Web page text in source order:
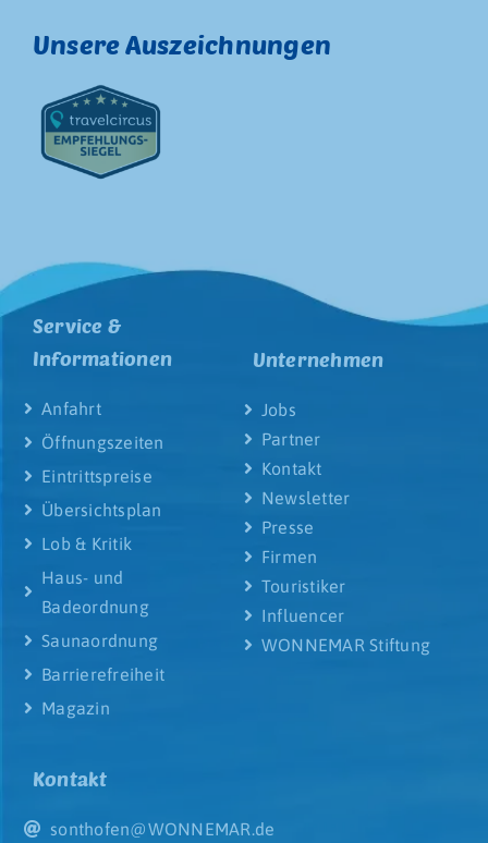
Unsere Auszeichnungen
Service &
Informationen
Anfahrt
Öffnungszeiten
Eintrittspreise
Übersichtsplan
Lob & Kritik
Haus- und
Badeordnung
Saunaordnung
Barrierefreiheit
Magazin
Unternehmen
Jobs
Partner
Kontakt
Newsletter
Presse
Firmen
Touristiker
Influencer
WONNEMAR Stiftung
Kontakt
sonthofen@WONNEMAR.de